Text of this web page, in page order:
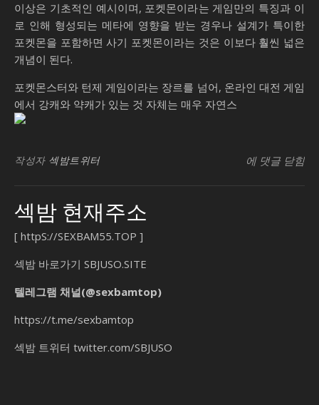
이상은 기초적인 예시이며, 포켓몬이라는 게임만의 특징과 이
로 인해 형성되는 메타에 영향을 받는 경우나 설계가 특이한
포켓몬을 포함하면 사기 포켓몬이라는 것은 이보다 훨씬 넓은
개념이 된다.
포켓몬스터와 턴제 게임이라는 장르를 넘어, 온라인 대전 게임
에서 강캐와 약캐가 있는 것 자체는 매우 자연스
빈
조
백
나
는
수
요
칭
작성자 섹밤트위터 창업교육지원
에 댓글 닫힘
섹밤 현재주소
[ httpS://SEXBAM55.TOP ]
섹밤 바로가기 SBJUSO.SITE
텔레그램 채널(@sexbamtop)
https://t.me/sexbamtop
섹밤 트위터 twitter.com/SBJUSO